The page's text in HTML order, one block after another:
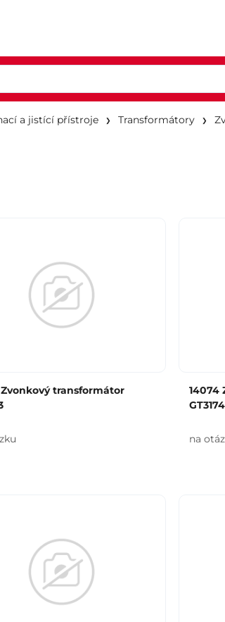
a jistící přístroje Transformátory
Zvonkový transformátor
14074
GT3174
na